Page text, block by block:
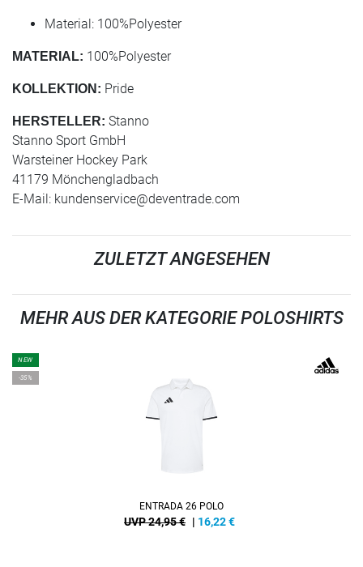
Material: 100%Polyester
MATERIAL: 100%Polyester
KOLLEKTION: Pride
HERSTELLER: Stanno
Stanno Sport GmbH
Warsteiner Hockey Park
41179 Mönchengladbach
E-Mail: kundenservice@deventrade.com
ZULETZT ANGESEHEN
MEHR AUS DER KATEGORIE POLOSHIRTS
NEW
-35%
ENTRADA 26 POLO
UVP 24,95 € | 16,22€